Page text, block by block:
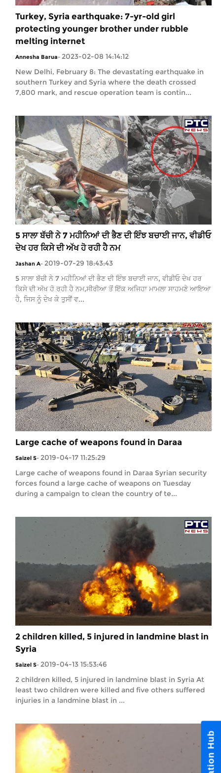
Turkey, Syria earthquake: 7-yr-old girl
protecting younger brother under rubble
melting internet
Annesha Barua- 2023-02-08 14:14:12
New Delhi, February 8: The devastating earthquake in
southern Turkey and Syria where the death crossed
7,800 mark, and rescue operation team is contin...
5 ਸਾਲਾ ਬੱਚੀ ਨੇ 7 ਮਹੀਨਿਆਂ ਦੀ ਭੈਣ ਦੀ ਇੰਝ ਬਚਾਈ ਜਾਨ, ਵੀਡੀਓ
ਦੇਖ ਹਰ ਕਿਸੇ ਦੀ ਅੱਖ ਹੋ ਰਹੀ ਹੈ ਨਮ
Jashan A- 2019-07-29 18:43:43
5 ਸਾਲਾ ਬੱਚੀ ਨੇ 7 ਮਹੀਨਿਆਂ ਦੀ ਭੈਣ ਦੀ ਇੰਝ ਬਚਾਈ ਜਾਨ, ਵੀਡੀਓ ਦੇਖ ਹਰ
ਕਿਸੇ ਦੀ ਅੱਖ ਹੋ ਰਹੀ ਹੈ ਨਮ,ਸੀਰੀਆ ਤੋਂ ਇੱਕ ਅਜਿਹਾ ਮਾਮਲਾ ਸਾਹਮਣੇ ਆਇਆ
ਹੈ, ਜਿਸ ਨੂੰ ਦੇਖ ਕੇ ਤੁਸੀਂ ਵ...
Large cache of weapons found in Daraa
Saizel S- 2019-04-17 11:25:29
Large cache of weapons found in Daraa Syrian security
forces found a large cache of weapons on Tuesday
during a campaign to clean the country of te...
2 children killed, 5 injured in landmine blast in
Syria
Saizel S- 2019-04-13 15:53:46
2 children killed, 5 injured in landmine blast in Syria At
least two children were killed and five others suffered
injuries in a landmine blast in ...